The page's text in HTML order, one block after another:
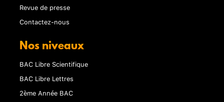
Revue de presse
Contactez-nous
Nos niveaux
BAC Libre Scientifique
BAC Libre Lettres
2ème Année BAC